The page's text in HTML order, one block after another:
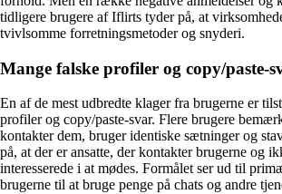
tidligere brugere af Iflirts tyder på, at
tvivlsomme forretningsmetoder og snyderi.
Mange falske profiler og copy/paste-
En af de mest udbredte klager fra brugerne er
profiler og copy/paste-svar. Flere brugere
kontakter dem, bruger identiske sætninger og
på, at der er ansatte, der kontakter brugerne og
interesserede i at mødes. Formålet ser ud til
brugerne til at bruge penge på chats og andre